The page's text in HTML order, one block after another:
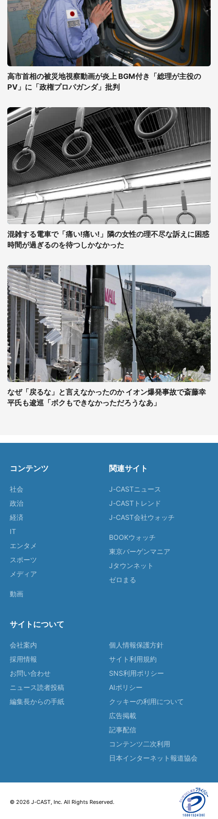
高市首相の被災地視察動画が炎上 BGM付き「総理が主役の
PV」に「政権プロパガンダ」批判
混雑する電車で「痛い!痛い!」隣の女性の理不尽な訴えに困惑
時間が過ぎるのを待つしかなかった
なぜ「戻るな」と言えなかったのか イオン爆発事故で斎藤幸
平氏も逡巡「ボクもできなかっただろうなあ」
コンテンツ
社会
政治
経済
IT
エンタメ
スポーツ
メディア
動画
関連サイト
J-CASTニュース
J-CASTトレンド
J-CAST会社ウォッチ
BOOKウォッチ
東京バーゲンマニア
Jタウンネット
ゼロまる
サイトについて
会社案内
採用情報
お問い合わせ
ニュース読者投稿
編集長からの手紙
個人情報保護方針
サイト利用規約
SNS利用ポリシー
AIポリシー
クッキーの利用について
広告掲載
記事配信
コンテンツ二次利用
日本インターネット報道協会
© 2026 J-CAST, Inc. All Rights Reserved.